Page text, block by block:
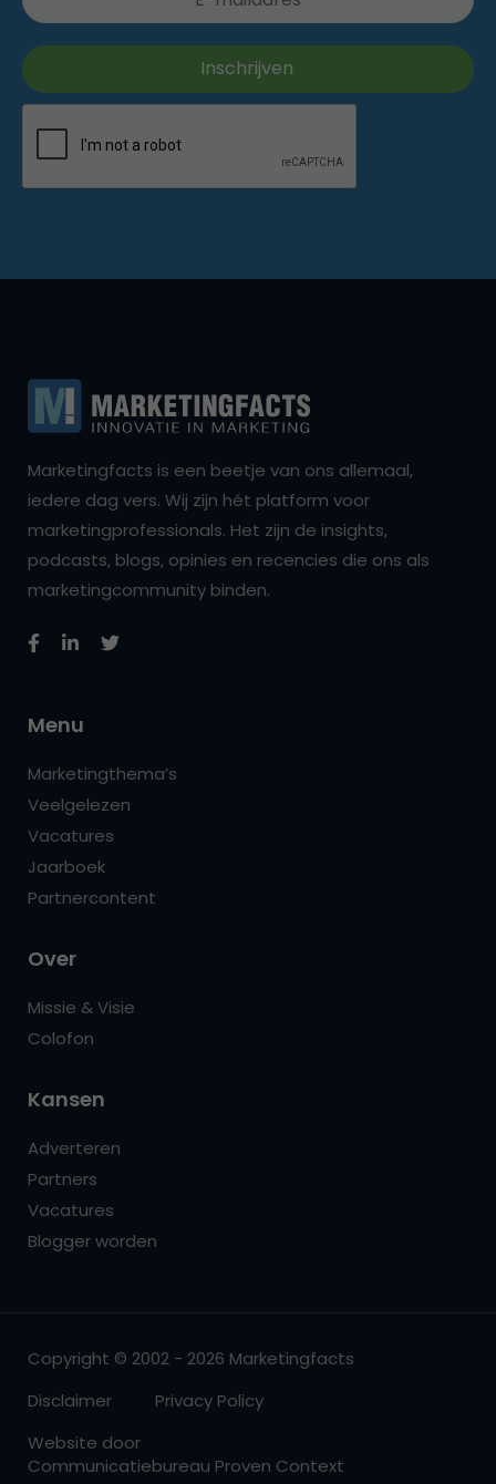
Marketingfacts is een beetje van ons allemaal,
iedere dag vers. Wij zijn hét platform voor
marketingprofessionals. Het zijn de insights,
podcasts, blogs, opinies en recencies die ons als
marketingcommunity binden.
Menu
Marketingthema’s
Veelgelezen
Vacatures
Jaarboek
Partnercontent
Over
Missie & Visie
Colofon
Kansen
Adverteren
Partners
Vacatures
Blogger worden
Copyright © 2002 - 2026 Marketingfacts
Disclaimer
Privacy Policy
Website door
Communicatiebureau Proven Context